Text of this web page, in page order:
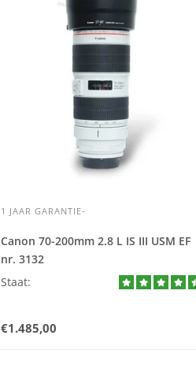
1 JAAR GARANTIE-
Canon 70-200mm 2.8 L IS III USM EF
nr. 3132
Staat:
€1.485,00